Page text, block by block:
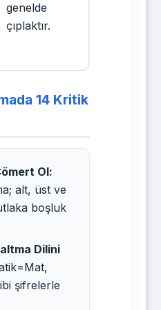
genelde
çıplaktır.
14 Kritik
Ol:
alt, üst ve
boşluk
Dilini
şifrelerle